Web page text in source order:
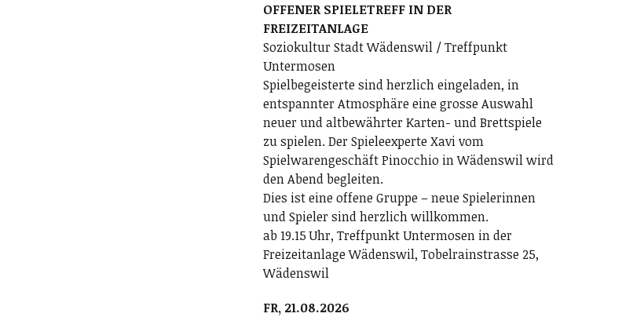
OFFENER SPIELETREFF IN DER
FREIZEITANLAGE
Soziokultur Stadt Wädenswil / Treffpunkt
Untermosen
Spielbegeisterte sind herzlich eingeladen, in
entspannter Atmosphäre eine grosse Auswahl
neuer und altbewährter Karten- und Brettspiele
zu spielen. Der Spieleexperte Xavi vom
Spielwarengeschäft Pinocchio in Wädenswil wird
den Abend begleiten.
Dies ist eine offene Gruppe – neue Spielerinnen
und Spieler sind herzlich willkommen.
ab 19.15 Uhr, Treffpunkt Untermosen in der
Freizeitanlage Wädenswil, Tobelrainstrasse 25,
Wädenswil
FR, 21.08.2026